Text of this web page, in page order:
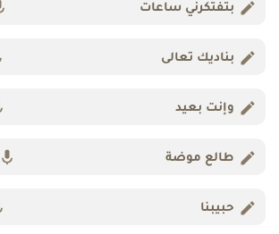
بتفتكرني ساعات
بناديك تعالى
وإنت بعيد
طالع موضة
حبيبنا